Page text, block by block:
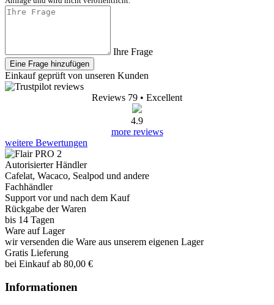
Ihre Frage
Eine Frage hinzufügen
Einkauf geprüft von unseren Kunden
Reviews 79 • Excellent
4.9
more reviews
weitere Bewertungen
Autorisierter Händler
Cafelat, Wacaco, Sealpod und andere
Fachhändler
Support vor und nach dem Kauf
Rückgabe der Waren
bis 14 Tagen
Ware auf Lager
wir versenden die Ware aus unserem eigenen Lager
Gratis Lieferung
bei Einkauf ab 80,00 €
Informationen